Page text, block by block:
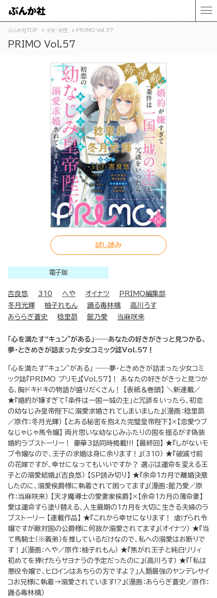
ぶんか社TOP 少女・女性 PRIMO Vol.57
PRIMO Vol.57
試し読み
電子版
吉良悠 310 へや オイナツ
PRIMO編集部
冬月光輝
柚子れもん 踊る毒林檎
高川ろす
あららぎ蒼史
稔里昴 館乃愛 当麻咲来
「心を満たす“キュン”がある」――あなたの好きがきっと見つかる、
夢・ときめきが詰まった少女コミック誌Vol.57！
「心を満たす“キュン”がある」 ――夢・ときめきが詰まった少女コミ
ック誌『PRIMO プリモ』【Vol.57】！ あなたの好きがきっと見つか
る、胸ドキドキの物語が盛りだくさん！ 【表紙＆巻頭】 ＼新連載／
★『婚約が嫌すぎて「条件は一国一城の主」と冗談をいったら、初恋
の幼なじみ皇帝陛下に溺愛求婚されてしまいました』（漫画：稔里昴
／原作：冬月光輝） 【とある秘密を抱えた完璧皇帝陛下】×【恋愛ウブ
なじゃじゃ馬令嬢】 両片思いな幼なじみふたりの国を揺るがす偽装
婚約ラブストーリー！ 豪華3話同時掲載!!! 【最終回】 ★『しがないモ
ブ令嬢なので、王子の求婚は身に余ります！』（310） ★『破滅寸前
の花嫁ですが、幸せになってもいいですか？ 選ぶは運命を変える王
子との溺愛結婚』（吉良悠） 【SP読み切り】 ★『余命1カ月で離婚決意
したのに、溺愛侯爵様に執着されて困ってます』（漫画：館乃愛／原
作：当麻咲来） 【天才魔導士の愛妻家侯爵】×【余命1カ月の薄命妻】
愛は運命すら塗り替える、人生最期の1カ月を大切に生きる夫婦のラ
ブストーリー 【連載作品】 ★『これから幸せになります！ 虐げられ令
嬢ですが敵対国の公爵様に何故か溺愛されてます』（オイナツ） ★『当
て馬騎士（※義弟）を推しているだけなので、私への溺愛はお断りで
す！』（漫画：へや／原作：柚子れもん） ★『焦がれ王子と純白リリィ
初めてを捧げたらサヨナラの予定だったのに』（高川ろす） ★『「私は
悪役令嬢で、ヒロインはあちらの方ですよ？」人類最強のヤンデレサイ
コお兄様に執着→溺愛されています!?』（漫画：あららぎ蒼史／原作：
踊る毒林檎）